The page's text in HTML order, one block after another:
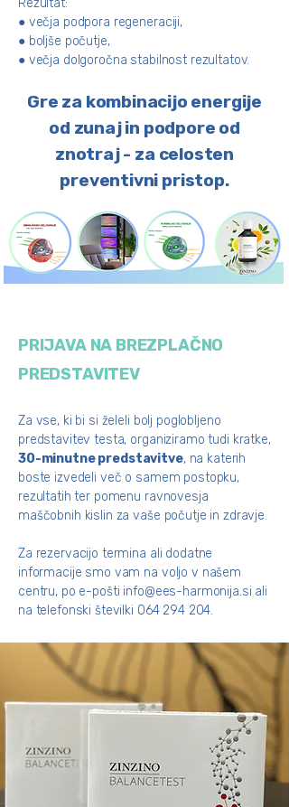
Rezultat:
● večja podpora regeneraciji,
● boljše počutje,
● večja dolgoročna stabilnost rezultatov.
Gre za kombinacijo energije
od zunaj in podpore od
znotraj - za celosten
preventivni pristop.
PRIJAVA NA BREZPLAČNO
PREDSTAVITEV
Za vse, ki bi si želeli bolj poglobljeno
predstavitev testa, organiziramo tudi kratke,
30-minutne predstavitve, na katerih
boste izvedeli več o samem postopku,
rezultatih ter pomenu ravnovesja
maščobnih kislin za vaše počutje in zdravje.
Za rezervacijo termina ali dodatne
informacije smo vam na voljo v našem
centru, po e-pošti info@ees-harmonija.si ali
na telefonski številki 064 294 204.